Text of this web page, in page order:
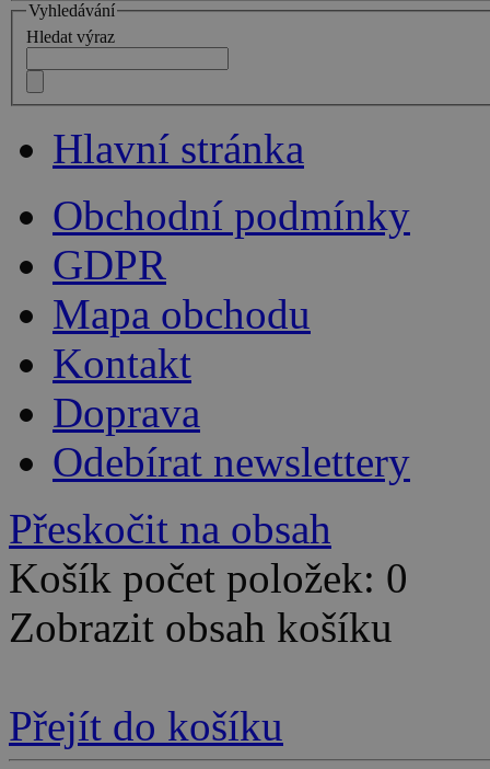
Vyhledávání
Hledat výraz
Hlavní stránka
Obchodní podmínky
GDPR
Mapa obchodu
Kontakt
Doprava
Odebírat newslettery
Přeskočit na obsah
Košík počet položek: 0
Zobrazit obsah košíku
Přejít do košíku